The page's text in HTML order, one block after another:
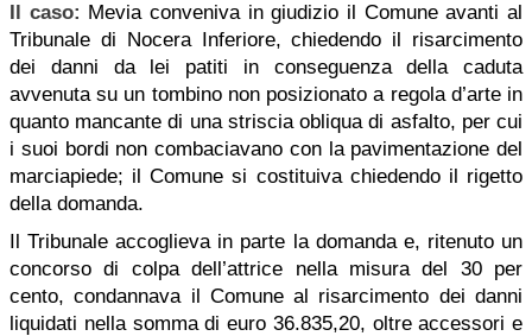
Il caso: Mevia conveniva in giudizio il Comune avanti al
Tribunale di Nocera Inferiore, chiedendo il risarcimento
dei danni da lei patiti in conseguenza della caduta
avvenuta su un tombino non posizionato a regola d’arte in
quanto mancante di una striscia obliqua di asfalto, per cui
i suoi bordi non combaciavano con la pavimentazione del
marciapiede; il Comune si costituiva chiedendo il rigetto
della domanda.
Il Tribunale accoglieva in parte la domanda e, ritenuto un
concorso di colpa dell’attrice nella misura del 30 per
cento, condannava il Comune al risarcimento dei danni
liquidati nella somma di euro 36.835,20, oltre accessori e